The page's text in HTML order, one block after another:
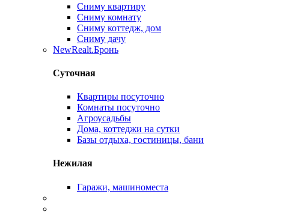
Сниму квартиру
Сниму комнату
Сниму коттедж, дом
Сниму дачу
NewRealt.Бронь
Суточная
Квартиры посуточно
Комнаты посуточно
Агроусадьбы
Дома, коттеджи на сутки
Базы отдыха, гостиницы, бани
Нежилая
Гаражи, машиноместа